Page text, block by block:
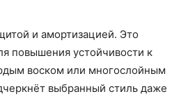
и амортизацией. Это
повышения устойчивости к
воском или многослойным
выбранный стиль даже